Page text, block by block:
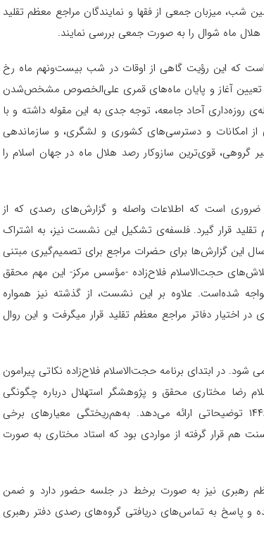
میزبان جمعی از فقها و نمایندگان مراجع معظم تقلید
ماه شوال را به صورت جمعی بررسی نمایند.
است که این رؤیت گاهی از اوقات در شب بیست‌ونهم ماه رخ
تعیین آغاز و پایان ماه‌های قمری علی‌الخصوص مشخص‌شدن
آحاد جامعه، توجه جدی به این مقوله داشته و با
امکانات و دسترسی‌های کشوری و لشگری، و سازماندهی
قوی‌ترین سازوکار رصد هلال ماه در جهان اسلام را
ضروری است که اطلاعات واصله و گزارش‌های رصدی که از
قرار گیرد. فلسفه‌ی تشکیل این نشست نیز، به اشتراک
این گزارش‌ها برای حضرات مراجع برای تصمیم‌گیری مبتنی
حجت‌الاسلام فلاح‌زاده -مؤسس مرکز- این مهم محقق
شده‌است. علاوه بر این نشست، از گذشته نیز همواره
دفاتر مراجع معظم تقلید قرار میگرفت و این روال
۱۴۰۴ با ورود مدعوین آغاز می شود. در ابتدای برنامه حجت‌الاسلام فلاح‌زاده نکاتی پیرامون
رضا مختاری محقق و پژوهشگر استهلال درباره چگونگی
تصمیم‌گیری سایر کشورهای اسلامی برای رویت هلال ماه شوال ۱۴۴۶ توضیحاتی ارائه می‌دهد. به‌هم‌ریختگی معیارهای برخی
هم قرار گرفته از مواردی بود که استاد مختاری به صورت
رهبری نیز به صورت برخط در جلسه حضور دارد و ضمن
و پاسخ به تماس‌های دریافتی گروه‌های رصدی دفتر رهبری